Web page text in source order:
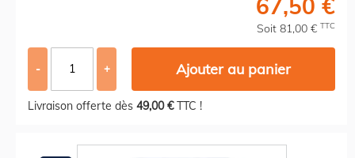
67,50 €
Soit 81,00 € TTC
- + Ajouter au panier
Livraison offerte dès 49,00 €TTC !